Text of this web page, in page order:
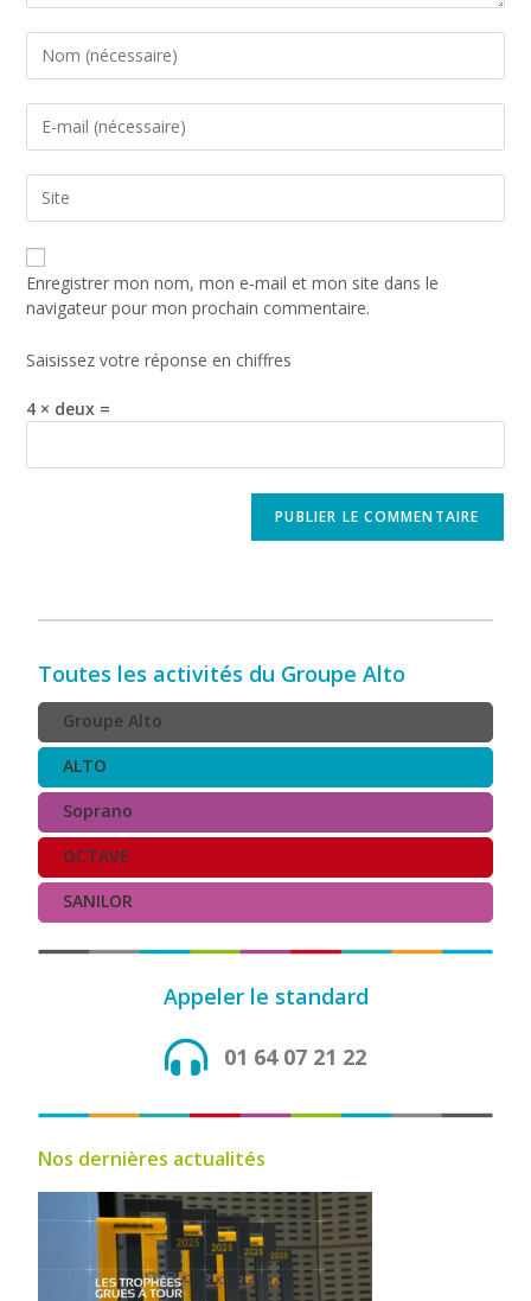
Enregistrer mon nom, mon e-mail et mon site dans le
navigateur pour mon prochain commentaire.
Saisissez votre réponse en chiffres
4 × deux =
Toutes les activités du Groupe Alto
Groupe Alto
ALTO
Soprano
OCTAVE
SANILOR
Appeler le standard
01 64 07 21 22
Nos dernières actualités